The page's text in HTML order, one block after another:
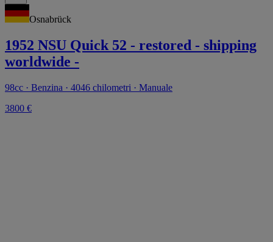
Osnabrück
1952 NSU Quick 52 - restored - shipping
worldwide -
98cc · Benzina · 4046 chilometri · Manuale
3800 €